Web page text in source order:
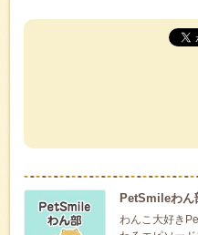
PetSmileわん
わんこ大好き